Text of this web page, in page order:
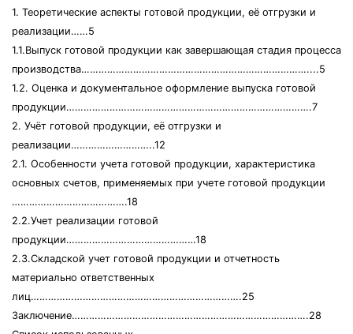
1. Теоретические аспекты готовой продукции, её отгрузки и
реализации……5
1.1.Выпуск готовой продукции как завершающая стадия процесса
производства……………………………………………………………………....5
1.2. Оценка и документальное оформление выпуска готовой
продукции………………………………………………………………………….7
2. Учёт готовой продукции, её отгрузки и
реализации………………………..12
2.1. Особенности учета готовой продукции, характеристика
основных счетов, применяемых при учете готовой продукции
………………………………….18
2.2.Учет реализации готовой
продукции………………………………………18
2.3.Складской учет готовой продукции и отчетность
материально ответственных
лиц……………………………………………………………….25
Заключение……………………………………………………………………….28